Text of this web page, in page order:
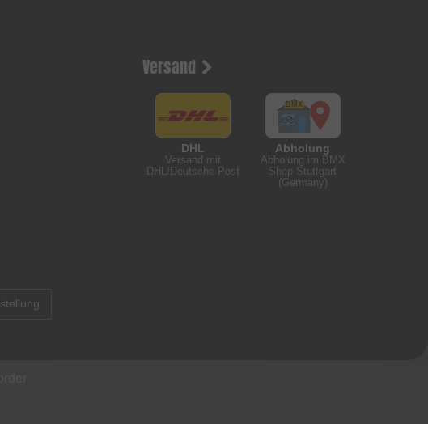
Versand
DHL
Versand mit
DHL/Deutsche Post
Abholung
Abholung im BMX
Shop Stuttgart
(Germany)